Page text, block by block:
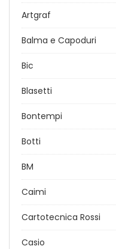
Artgraf
Balma e Capoduri
Bic
Blasetti
Bontempi
Botti
BM
Caimi
Cartotecnica Rossi
Casio